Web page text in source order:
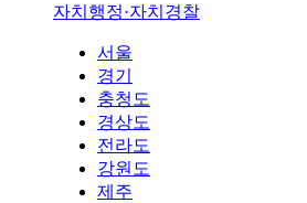
자치행정·자치경찰
서울
경기
충청도
경상도
전라도
강원도
제주